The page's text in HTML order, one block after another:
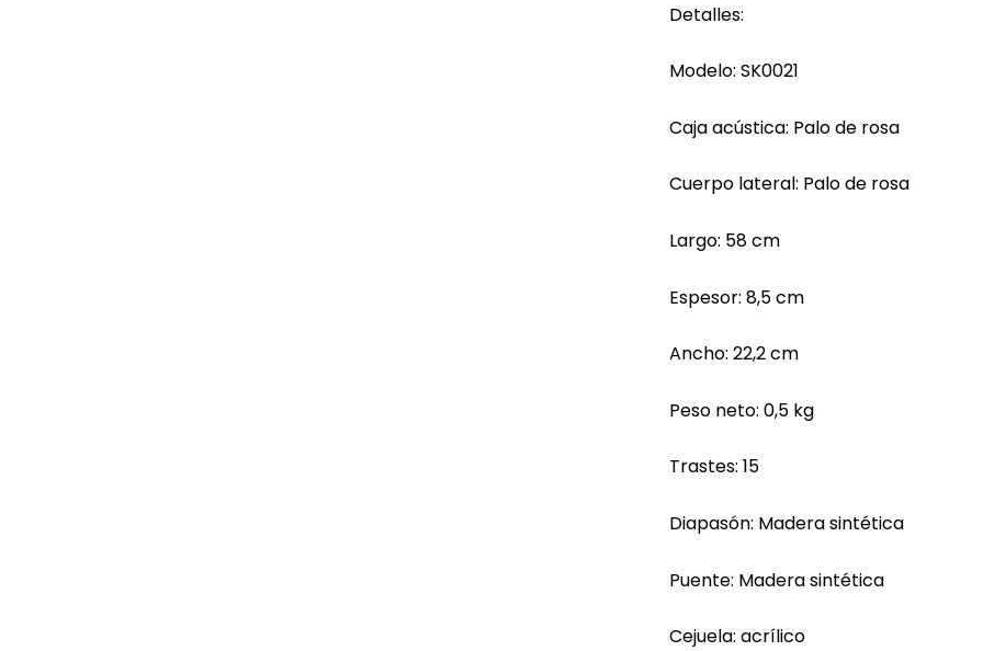
Detalles:
Modelo: SK0021
Caja acústica: Palo de rosa
Cuerpo lateral: Palo de rosa
Largo: 58 cm
Espesor: 8,5 cm
Ancho: 22,2 cm
Peso neto: 0,5 kg
Trastes: 15
Diapasón: Madera sintética
Puente: Madera sintética
Cejuela: acrílico